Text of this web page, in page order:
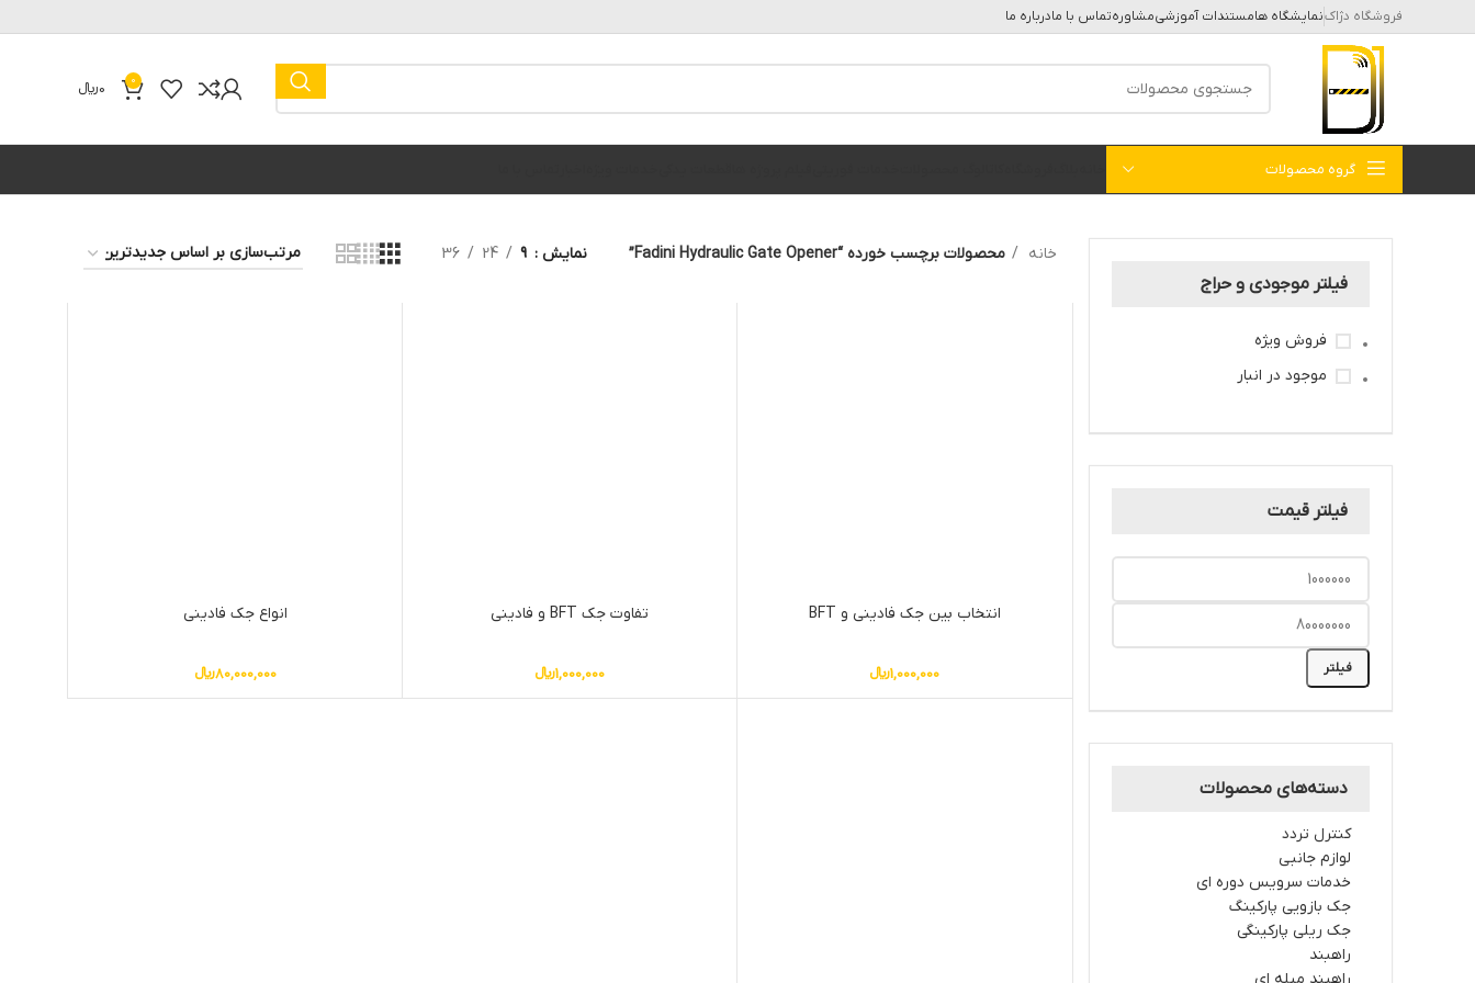
فروشگاه دژاکنمایشگاه هامستندات آموزشیمشاورهتماس با مادرباره ما
0
0﷼
گروه محصولات
فیلتر موجودی و حراج
فروش ویژه
موجود در انبار
فیلتر قیمت
فیلتر
دسته‌های محصولات
کنترل تردد
لوازم جانبی
خدمات سرویس دوره ای
جک بازویی پارکینگ
جک ریلی پارکینگی
راهبند
خانه محصولات برچسب خورده “Fadini Hydraulic Gate Opener” نمایش 9
24
36
انتخاب بین جک فادینی و BFT
1,000,000﷼
تفاوت جک BFT و فادینی
1,000,000﷼
انواع جک فادینی
80,000,000﷼